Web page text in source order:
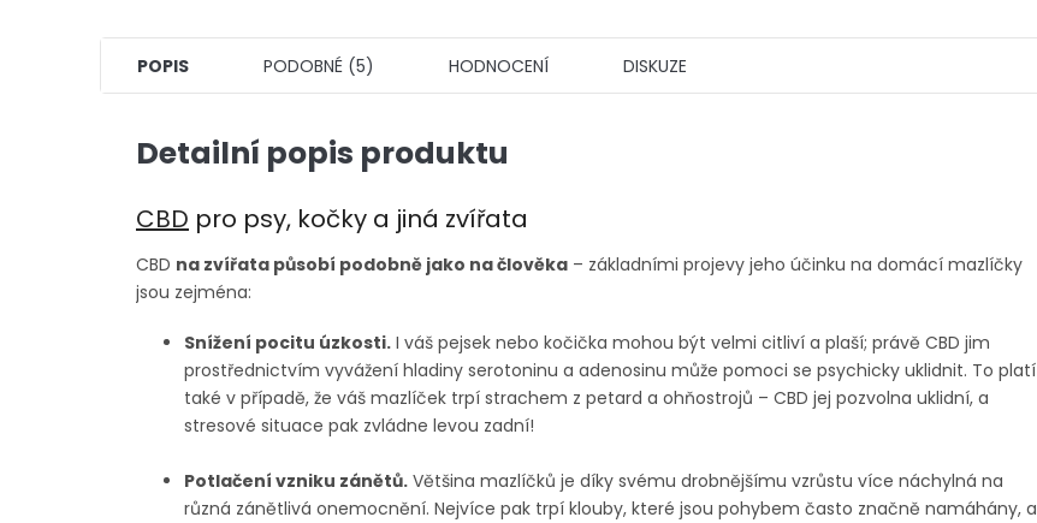
POPIS PODOBNÉ (5) HODNOCENÍ DISKUZE
Detailní popis produktu
CBD pro psy, kočky a jiná zvířata
CBD na zvířata působí podobně jako na člověka – základními projevy jeho účinku na domácí mazlíčky
jsou zejména:
Snížení pocitu úzkosti. I váš pejsek nebo kočička mohou být velmi citliví a plaší; právě CBD jim
prostřednictvím vyvážení hladiny serotoninu a adenosinu může pomoci se psychicky uklidnit. To platí
také v případě, že váš mazlíček trpí strachem z petard a ohňostrojů – CBD jej pozvolna uklidní, a
stresové situace pak zvládne levou zadní!
Potlačení vzniku zánětů. Většina mazlíčků je díky svému drobnějšímu vzrůstu více náchylná na
různá zánětlivá onemocnění. Nejvíce pak trpí klouby, které jsou pohybem často značně namáhány, a